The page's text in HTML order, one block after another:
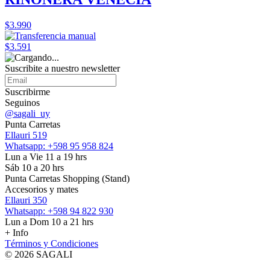
$3.990
$3.591
Suscribite a nuestro newsletter
Suscribirme
Seguinos
@sagali_uy
Punta Carretas
Ellauri 519
Whatsapp: +598 95 958 824
Lun a Vie 11 a 19 hrs
Sáb 10 a 20 hrs
Punta Carretas Shopping (Stand)
Accesorios y mates
Ellauri 350
Whatsapp: +598 94 822 930
Lun a Dom 10 a 21 hrs
+ Info
Términos y Condiciones
© 2026 SAGALI